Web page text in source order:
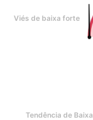
Tendência de Baixa
Viés de baixa forte